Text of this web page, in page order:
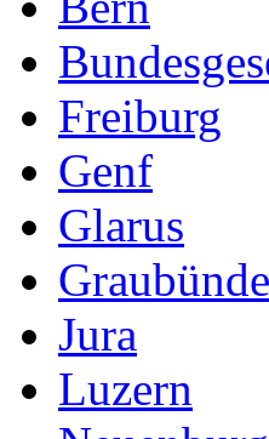
Freiburg
Genf
Glarus
Jura
Luzern